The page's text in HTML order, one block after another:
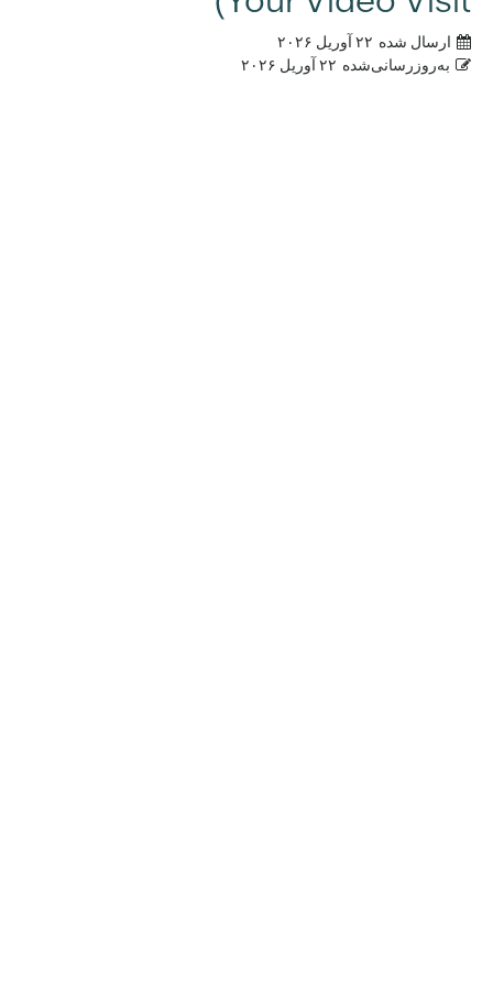
ارسال شده ۲۲ آوریل ۲۰۲۶
به‌روزرسانی‌شده ۲۲ آوریل ۲۰۲۶